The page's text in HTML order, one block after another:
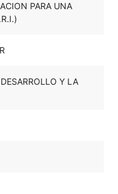
PARA UNA
Y LA